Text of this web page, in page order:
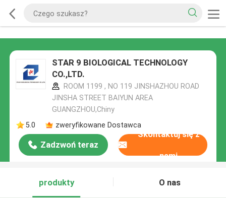
STAR 9 BIOLOGICAL TECHNOLOGY
CO.,LTD.
ROOM 1199 , NO 119 JINSHAZHOU ROAD
JINSHA STREET BAIYUN AREA
GUANGZHOU,Chiny
5.0
zweryfikowane Dostawca
Zadzwoń teraz
Skontaktuj się z
nami
produkty O nas